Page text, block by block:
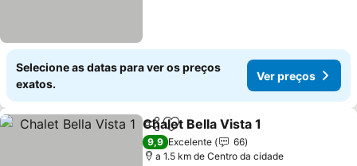
Selecione as datas para ver os preços
exatos.
Ver preços
PartilharAdicionar aos favoritos
Chalet Bella Vista 1
9,9 Excelente
66
a 1.5 km de Centro da cidade